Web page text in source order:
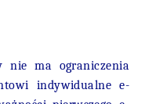
nie ma ograniczenia
indywidualne e-